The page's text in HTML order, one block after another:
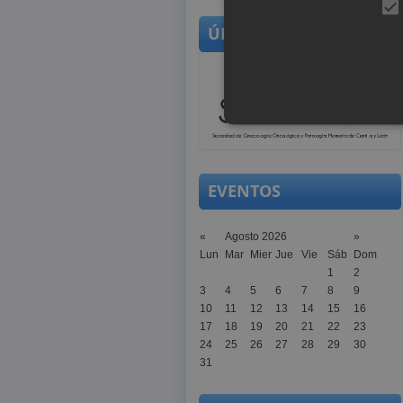
ÚNETE A SOGOCYL
EVENTOS
« Agosto 2026
»
Lun
Mar Mier Jue Vie Sáb
Dom
1
2
3
4 5 6 7 8
9
10
11 12 13 14 15
16
17
18 19 20 21 22
23
24
25 26 27 28 29
30
31
Permiten mantener la
cookies establecida por el
Nombre
[abcdef0123456789]
{32}
sogocyl_tpl